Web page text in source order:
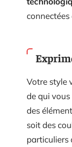
connectées
Votre style
de qui vous
des
soit des
particuliers